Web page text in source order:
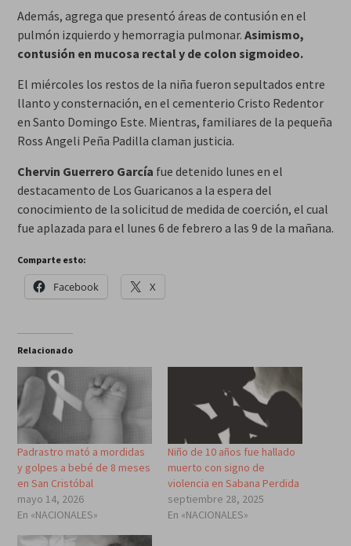
Además, agrega que presentó áreas de contusión en el
pulmón izquierdo y hemorragia pulmonar. Asimismo,
contusión en mucosa rectal y de colon sigmoideo.
El miércoles los restos de la niña fueron sepultados entre
llanto y consternación, en el cementerio Cristo Redentor
en Santo Domingo Este. Mientras, familiares de la pequeña
Ross Angeli Peña Padilla claman justicia.
Chervin Guerrero García fue detenido lunes en el
destacamento de Los Guaricanos a la espera del
conocimiento de la solicitud de medida de coerción, el cual
fue aplazada para el lunes 6 de febrero a las 9 de la mañana.
Comparte esto:
Facebook X
Relacionado
Padrastro mató a mordidas
y golpes a bebé de 8 meses
en San Cristóbal
mayo 14, 2026
En «NACIONALES»
Niño de 10 años fue hallado
muerto con signo de
violencia en Sabana Perdida
septiembre 28, 2025
En «NACIONALES»